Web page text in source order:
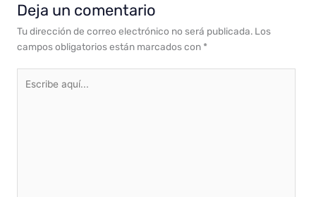
Deja un comentario
Tu dirección de correo electrónico no será publicada. Los
campos obligatorios están marcados con *
aquí...